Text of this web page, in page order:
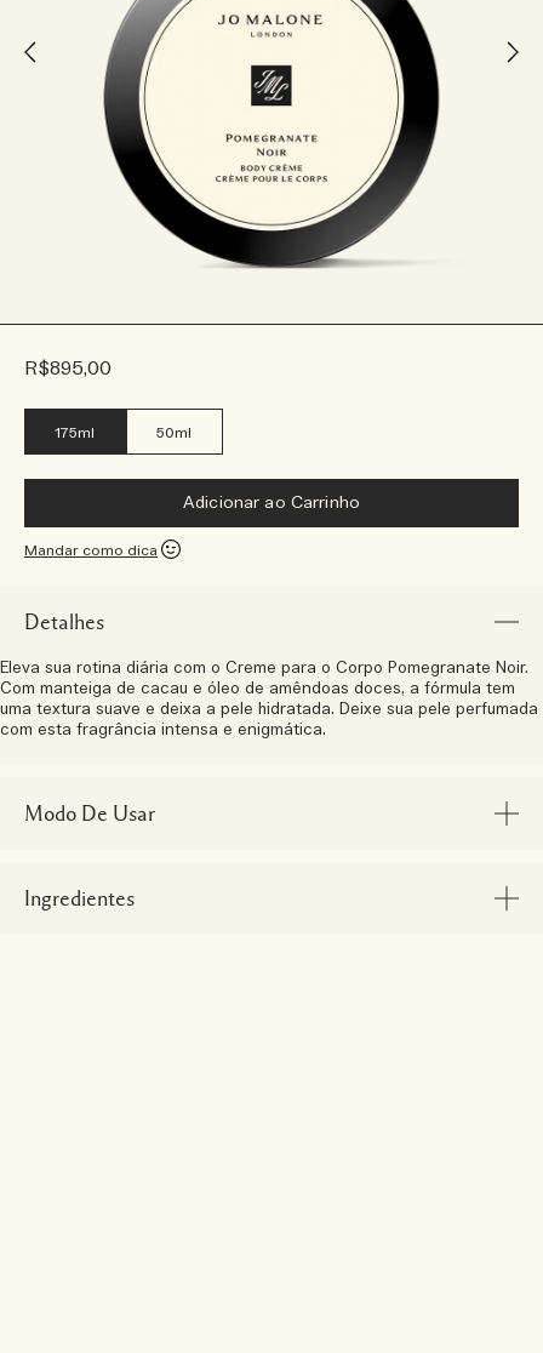
R$895,00
175ml 50ml
Adicionar ao Carrinho
Mandar como dica
Detalhes
Eleva sua rotina diária com o Creme para o Corpo Pomegranate Noir.
Com manteiga de cacau e óleo de amêndoas doces, a fórmula tem
uma textura suave e deixa a pele hidratada. Deixe sua pele perfumada
com esta fragrância intensa e enigmática.
Modo De Usar
Ingredientes